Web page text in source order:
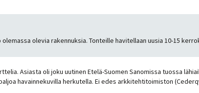
olevia rakennuksia. Tonteille havitellaan uusia 10-15
Asiasta oli joku uutinen Etelä-Suomen Sanomissa tuossa
havainnekuvilla herkutella. Ei edes arkkitehtitoimiston